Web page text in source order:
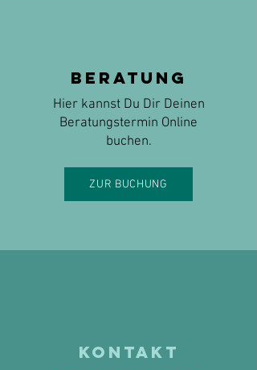
Beratung
Hier kannst Du Dir Deinen
Beratungstermin Online
buchen.
ZUR BUCHUNG
KONTAKT